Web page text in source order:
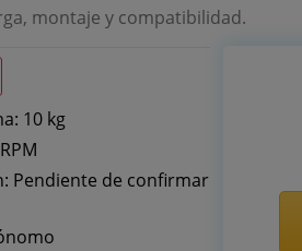
montaje y compatibilidad.
10 kg
Pendiente de confirmar